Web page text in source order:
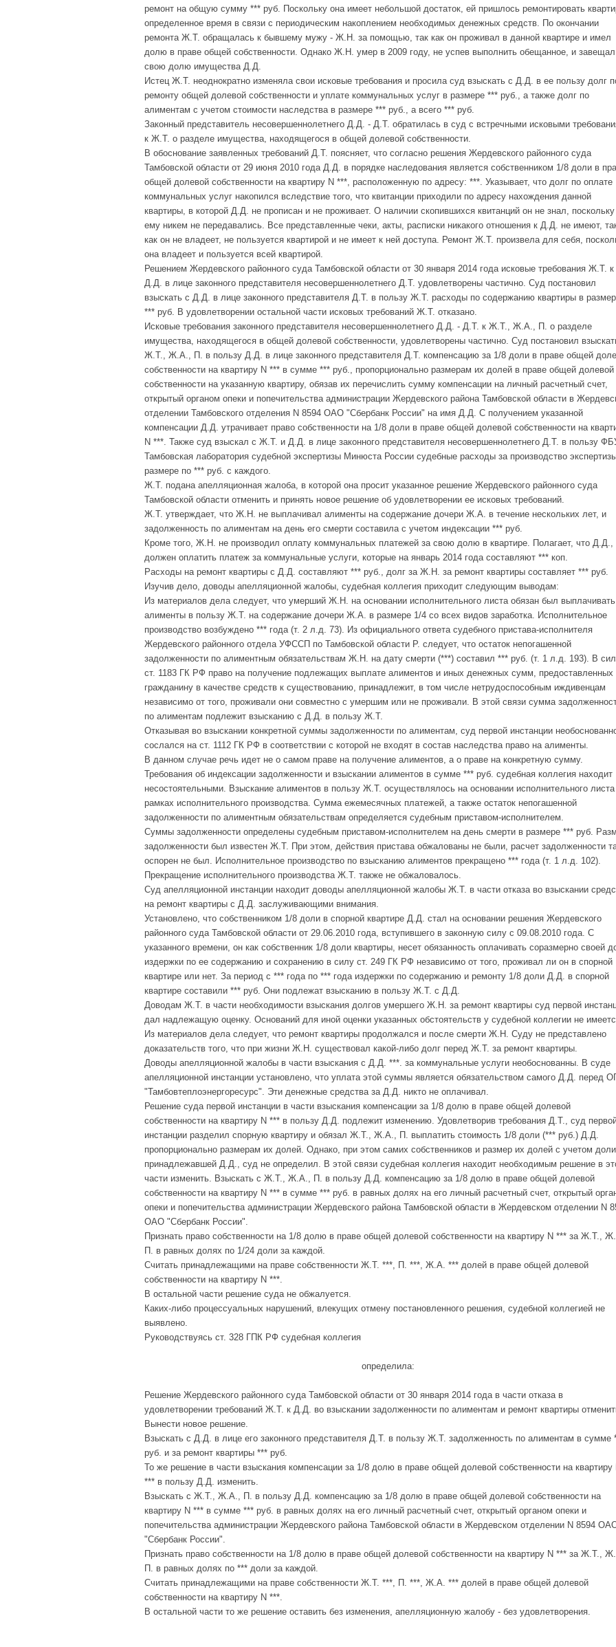
ремонт на общую сумму *** руб. Поскольку она имеет небольшой достаток, ей пришлось ремонтировать
определенное время в связи с периодическим накоплением необходимых денежных средств. По окончании
ремонта Ж.Т. обращалась к бывшему мужу - Ж.Н. за помощью, так как он проживал в данной квартире и имел
долю в праве общей собственности. Однако Ж.Н. умер в 2009 году, не успев выполнить обещанное, и завещал
свою долю имущества Д.Д.
Истец Ж.Т. неоднократно изменяла свои исковые требования и просила суд взыскать с Д.Д. в ее пользу долг
ремонту общей долевой собственности и уплате коммунальных услуг в размере *** руб., а также долг по
алиментам с учетом стоимости наследства в размере *** руб., а всего *** руб.
Законный представитель несовершеннолетнего Д.Д. - Д.Т. обратилась в суд с встречными исковыми
к Ж.Т. о разделе имущества, находящегося в общей долевой собственности.
В обоснование заявленных требований Д.Т. поясняет, что согласно решения Жердевского районного суда
Тамбовской области от 29 июня 2010 года Д.Д. в порядке наследования является собственником 1/8 доли в
общей долевой собственности на квартиру N ***, расположенную по адресу: ***. Указывает, что долг по оплате
коммунальных услуг накопился вследствие того, что квитанции приходили по адресу нахождения данной
квартиры, в которой Д.Д. не прописан и не проживает. О наличии скопившихся квитанций он не знал,
ему никем не передавались. Все представленные чеки, акты, расписки никакого отношения к Д.Д. не имеют,
как он не владеет, не пользуется квартирой и не имеет к ней доступа. Ремонт Ж.Т. произвела для себя,
она владеет и пользуется всей квартирой.
Решением Жердевского районного суда Тамбовской области от 30 января 2014 года исковые требования Ж.Т. к
Д.Д. в лице законного представителя несовершеннолетнего Д.Т. удовлетворены частично. Суд постановил
взыскать с Д.Д. в лице законного представителя Д.Т. в пользу Ж.Т. расходы по содержанию квартиры в
*** руб. В удовлетворении остальной части исковых требований Ж.Т. отказано.
Исковые требования законного представителя несовершеннолетнего Д.Д. - Д.Т. к Ж.Т., Ж.А., П. о разделе
имущества, находящегося в общей долевой собственности, удовлетворены частично. Суд постановил
Ж.Т., Ж.А., П. в пользу Д.Д. в лице законного представителя Д.Т. компенсацию за 1/8 доли в праве общей
собственности на квартиру N *** в сумме *** руб., пропорционально размерам их долей в праве общей долевой
собственности на указанную квартиру, обязав их перечислить сумму компенсации на личный расчетный счет,
открытый органом опеки и попечительства администрации Жердевского района Тамбовской области в
отделении Тамбовского отделения N 8594 ОАО "Сбербанк России" на имя Д.Д. С получением указанной
компенсации Д.Д. утрачивает право собственности на 1/8 доли в праве общей долевой собственности на
N ***. Также суд взыскал с Ж.Т. и Д.Д. в лице законного представителя несовершеннолетнего Д.Т. в пользу
Тамбовская лаборатория судебной экспертизы Минюста России судебные расходы за производство
размере по *** руб. с каждого.
Ж.Т. подана апелляционная жалоба, в которой она просит указанное решение Жердевского районного суда
Тамбовской области отменить и принять новое решение об удовлетворении ее исковых требований.
Ж.Т. утверждает, что Ж.Н. не выплачивал алименты на содержание дочери Ж.А. в течение нескольких лет, и
задолженность по алиментам на день его смерти составила с учетом индексации *** руб.
Кроме того, Ж.Н. не производил оплату коммунальных платежей за свою долю в квартире. Полагает, что Д.Д.,
должен оплатить платеж за коммунальные услуги, которые на январь 2014 года составляют *** коп.
Расходы на ремонт квартиры с Д.Д. составляют *** руб., долг за Ж.Н. за ремонт квартиры составляет *** руб.
Изучив дело, доводы апелляционной жалобы, судебная коллегия приходит следующим выводам:
Из материалов дела следует, что умерший Ж.Н. на основании исполнительного листа обязан был выплачивать
алименты в пользу Ж.Т. на содержание дочери Ж.А. в размере 1/4 со всех видов заработка. Исполнительное
производство возбуждено *** года (т. 2 л.д. 73). Из официального ответа судебного пристава-исполнителя
Жердевского районного отдела УФССП по Тамбовской области Р. следует, что остаток непогашенной
задолженности по алиментным обязательствам Ж.Н. на дату смерти (***) составил *** руб. (т. 1 л.д. 193). В
ст. 1183 ГК РФ право на получение подлежащих выплате алиментов и иных денежных сумм, предоставленных
гражданину в качестве средств к существованию, принадлежит, в том числе нетрудоспособным иждивенцам
независимо от того, проживали они совместно с умершим или не проживали. В этой связи сумма
по алиментам подлежит взысканию с Д.Д. в пользу Ж.Т.
Отказывая во взыскании конкретной суммы задолженности по алиментам, суд первой инстанции
сослался на ст. 1112 ГК РФ в соответствии с которой не входят в состав наследства право на алименты.
В данном случае речь идет не о самом праве на получение алиментов, а о праве на конкретную сумму.
Требования об индексации задолженности и взыскании алиментов в сумме *** руб. судебная коллегия находит
несостоятельными. Взыскание алиментов в пользу Ж.Т. осуществлялось на основании исполнительного листа
рамках исполнительного производства. Сумма ежемесячных платежей, а также остаток непогашенной
задолженности по алиментным обязательствам определяется судебным приставом-исполнителем.
Суммы задолженности определены судебным приставом-исполнителем на день смерти в размере *** руб.
задолженности был известен Ж.Т. При этом, действия пристава обжалованы не были, расчет задолженности
оспорен не был. Исполнительное производство по взысканию алиментов прекращено *** года (т. 1 л.д. 102).
Прекращение исполнительного производства Ж.Т. также не обжаловалось.
Суд апелляционной инстанции находит доводы апелляционной жалобы Ж.Т. в части отказа во взыскании
на ремонт квартиры с Д.Д. заслуживающими внимания.
Установлено, что собственником 1/8 доли в спорной квартире Д.Д. стал на основании решения Жердевского
районного суда Тамбовской области от 29.06.2010 года, вступившего в законную силу с 09.08.2010 года. С
указанного времени, он как собственник 1/8 доли квартиры, несет обязанность оплачивать соразмерно своей
издержки по ее содержанию и сохранению в силу ст. 249 ГК РФ независимо от того, проживал ли он в спорной
квартире или нет. За период с *** года по *** года издержки по содержанию и ремонту 1/8 доли Д.Д. в спорной
квартире составили *** руб. Они подлежат взысканию в пользу Ж.Т. с Д.Д.
Доводам Ж.Т. в части необходимости взыскания долгов умершего Ж.Н. за ремонт квартиры суд первой
дал надлежащую оценку. Оснований для иной оценки указанных обстоятельств у судебной коллегии не
Из материалов дела следует, что ремонт квартиры продолжался и после смерти Ж.Н. Суду не представлено
доказательств того, что при жизни Ж.Н. существовал какой-либо долг перед Ж.Т. за ремонт квартиры.
Доводы апелляционной жалобы в части взыскания с Д.Д. ***. за коммунальные услуги необоснованны. В суде
апелляционной инстанции установлено, что уплата этой суммы является обязательством самого Д.Д. перед
"Тамбовтеплоэнергоресурс". Эти денежные средства за Д.Д. никто не оплачивал.
Решение суда первой инстанции в части взыскания компенсации за 1/8 долю в праве общей долевой
собственности на квартиру N *** в пользу Д.Д. подлежит изменению. Удовлетворив требования Д.Т., суд
инстанции разделил спорную квартиру и обязал Ж.Т., Ж.А., П. выплатить стоимость 1/8 доли (*** руб.) Д.Д.
пропорционально размерам их долей. Однако, при этом самих собственников и размер их долей с учетом доли,
принадлежавшей Д.Д., суд не определил. В этой связи судебная коллегия находит необходимым решение в
части изменить. Взыскать с Ж.Т., Ж.А., П. в пользу Д.Д. компенсацию за 1/8 долю в праве общей долевой
собственности на квартиру N *** в сумме *** руб. в равных долях на его личный расчетный счет, открытый
опеки и попечительства администрации Жердевского района Тамбовской области в Жердевском отделении N
ОАО "Сбербанк России".
Признать право собственности на 1/8 долю в праве общей долевой собственности на квартиру N *** за Ж.Т.,
П. в равных долях по 1/24 доли за каждой.
Считать принадлежащими на праве собственности Ж.Т. ***, П. ***, Ж.А. *** долей в праве общей долевой
собственности на квартиру N ***.
В остальной части решение суда не обжалуется.
Каких-либо процессуальных нарушений, влекущих отмену постановленного решения, судебной коллегией не
выявлено.
Руководствуясь ст. 328 ГПК РФ судебная коллегия
определила:
Решение Жердевского районного суда Тамбовской области от 30 января 2014 года в части отказа в
удовлетворении требований Ж.Т. к Д.Д. во взыскании задолженности по алиментам и ремонт квартиры
Вынести новое решение.
Взыскать с Д.Д. в лице его законного представителя Д.Т. в пользу Ж.Т. задолженность по алиментам в сумме
руб. и за ремонт квартиры *** руб.
То же решение в части взыскания компенсации за 1/8 долю в праве общей долевой собственности на квартиру
*** в пользу Д.Д. изменить.
Взыскать с Ж.Т., Ж.А., П. в пользу Д.Д. компенсацию за 1/8 долю в праве общей долевой собственности на
квартиру N *** в сумме *** руб. в равных долях на его личный расчетный счет, открытый органом опеки и
попечительства администрации Жердевского района Тамбовской области в Жердевском отделении N 8594
"Сбербанк России".
Признать право собственности на 1/8 долю в праве общей долевой собственности на квартиру N *** за Ж.Т.,
П. в равных долях по *** доли за каждой.
Считать принадлежащими на праве собственности Ж.Т. ***, П. ***, Ж.А. *** долей в праве общей долевой
собственности на квартиру N ***.
В остальной части то же решение оставить без изменения, апелляционную жалобу - без удовлетворения.